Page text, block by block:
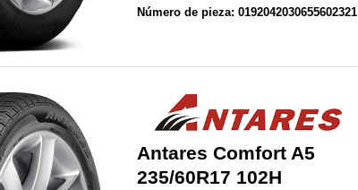
Número de pieza: 0192042030655602321
Antares Comfort A5
235/60R17 102H